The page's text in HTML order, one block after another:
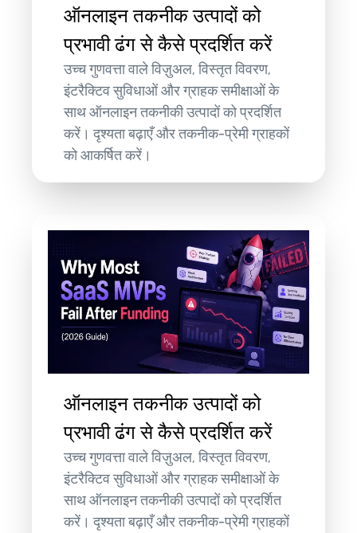
ऑनलाइन तकनीक उत्पादों को
प्रभावी ढंग से कैसे प्रदर्शित करें
उच्च गुणवत्ता वाले विज़ुअल, विस्तृत विवरण,
इंटरैक्टिव सुविधाओं और ग्राहक समीक्षाओं के
साथ ऑनलाइन तकनीकी उत्पादों को प्रदर्शित
करें। दृश्यता बढ़ाएँ और तकनीक-प्रेमी ग्राहकों
को आकर्षित करें।
ऑनलाइन तकनीक उत्पादों को
प्रभावी ढंग से कैसे प्रदर्शित करें
उच्च गुणवत्ता वाले विज़ुअल, विस्तृत विवरण,
इंटरैक्टिव सुविधाओं और ग्राहक समीक्षाओं के
साथ ऑनलाइन तकनीकी उत्पादों को प्रदर्शित
करें। दृश्यता बढ़ाएँ और तकनीक-प्रेमी ग्राहकों